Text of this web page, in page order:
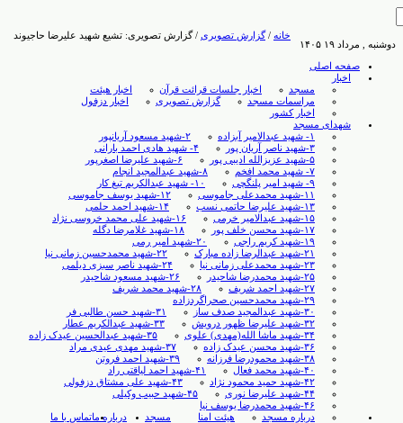
دوشنبه , مرداد ۱۹ ۱۴۰۵
صفحه اصلی
اخبار
مسجد
اخبار جلسات قرائت قرآن
اخبار هیئت
مراسمات مسجد
گزارش تصویری
اخبار دزفول
اخبار کشور
شهدای مسجد
۱- شهید عبدالامیر آبزاده
۲-شهید مسعود آریانپور
۳-شهید ناصر آریان پور
۴- شهید هادی احمد بارانی
۵-شهید عزیزالله ادیبی پور
۶-شهید علیرضا اصغرپور
۷- شهید محمد افخم
۸-شهید عبدالمجید انجام
۹- شهید امیر پلنگچی
۱۰- شهید عبدالکریم تیغ کار
۱۱-شهید محمدعلی جاموسی
۱۲-شهید یوسف جاموسی
۱۳-شهید علیرضا حاتمی نسب
۱۴-شهید احمد حلمی
۱۵-شهید عبدالامیر خرمی
۱۶-شهید علی محمد خروسی نژاد
۱۷-شهید محسن خلف پور
۱۸-شهید غلامرضا دگله
۱۹-شهید کریم راجی
۲۰-شهید امیر رمی
۲۱-شهید عبدالرضا زاده مبارک
۲۲-شهید محمدحسین زمانی نیا
۲۳-شهید محمدعلی زمانی نیا
۲۴-شهید ناصر سبزی دیلمی
۲۵-شهید محمدرضا شاحیدر
۲۶-شهید مسعود شاحیدر
۲۷-شهید احمد شریف
۲۸-شهید محمد شریف
۲۹-شهید محمدحسین صحراگردزاده
۳۰-شهید عبدالمجید صدف ساز
۳۱-شهید حسن طالبی ‏فر
۳۲-شهید علیرضا ظهور درویش
۳۳-شهید عبدالکریم عطار
۳۴-شهید ماشا الله(مهدی) علوی
۳۵-شهید عبدالحسین عیدک زاده
۳۶-شهید محسن عیدک زاده
۳۷-شهید مهدی عیدی مراد
۳۸-شهید محمودرضا فرزانه
۳۹-شهید احمد فروتن
۴۰-شهید محمد فعال
۴۱-شهید احمد لیاقتی راد
۴۲-شهید حمید محمود نژاد
۴۳-شهید علی مشتاق دزفولی
۴۴-شهید علیرضا نوری
۴۵-شهید حبیب وکیلی
۴۶-شهید محمدرضا یوسف نیا
مسجد
درباره مسجد هیئت امنا درباره ماتماس با ما
خانه / گزارش تصویری / گزارش تصویری: تشیع شهید علیرضا حاجیوند